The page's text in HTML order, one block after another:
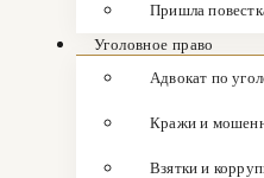
Пришла
Уголовное право
Адвокат по
Кражи и
Взятки и